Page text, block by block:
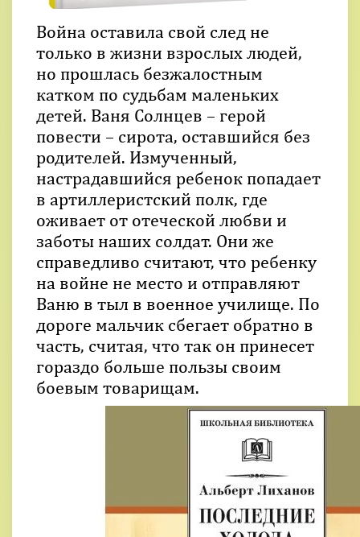
Война оставила свой след не
только в жизни взрослых людей,
но прошлась безжалостным
катком по судьбам маленьких
детей. Ваня Солнцев – герой
повести – сирота, оставшийся без
родителей. Измученный,
настрадавшийся ребенок попадает
в артиллеристский полк, где
оживает от отеческой любви и
заботы наших солдат. Они же
справедливо считают, что ребенку
на войне не место и отправляют
Ваню в тыл в военное училище. По
дороге мальчик сбегает обратно в
часть, считая, что так он принесет
гораздо больше пользы своим
боевым товарищам.